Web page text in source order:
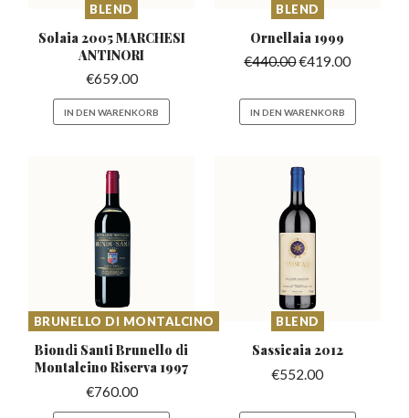
BLEND
Solaia 2005 MARCHESI
ANTINORI
€659.00
IN DEN WARENKORB
BLEND
Ornellaia 1999
€440.00€419.00
IN DEN WARENKORB
BRUNELLO DI MONTALCINO
Biondi Santi Brunello di
Montalcino Riserva 1997
€760.00
BLEND
Sassicaia 2012
€552.00